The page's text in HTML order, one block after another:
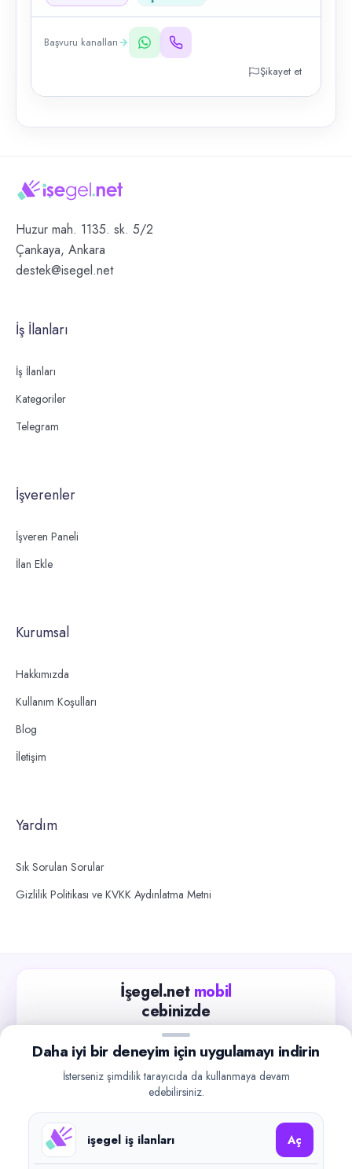
Başvuru kanalları
Şikayet et
Huzur mah. 1135. sk. 5/2
Çankaya, Ankara
destek@isegel.net
İş İlanları
İş İlanları
Kategoriler
Telegram
İşverenler
İşveren Paneli
İlan Ekle
Kurumsal
Hakkımızda
Kullanım Koşulları
Blog
İletişim
Yardım
Sık Sorulan Sorular
Gizlilik Politikası ve KVKK Aydınlatma Metni
İşegel.net mobil
cebinizde
Güncel iş ilanlarını takip edin, işverenlerle hızlıca
iletişime geçin.
Google Play
Daha iyi bir deneyim için uygulamayı indirin
İsterseniz şimdilik tarayıcıda da kullanmaya devam
edebilirsiniz.
işegel iş ilanları Aç